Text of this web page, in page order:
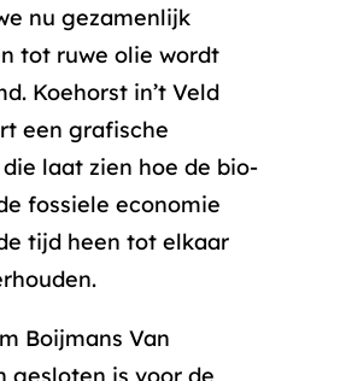
nu gezamenlijk
tot ruwe olie wordt
Koehorst in’t Veld
een grafische
laat zien hoe de bio-
fossiele economie
tijd heen tot elkaar
Boijmans Van